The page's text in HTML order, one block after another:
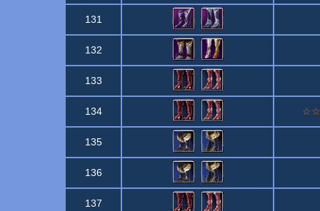
131
132
133
134
135
136
137